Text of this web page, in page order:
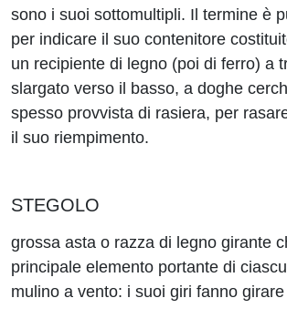
sono i suoi sottomultipli. Il termine è
per indicare il suo contenitore
un recipiente di legno (poi di ferro) a
slargato verso il basso, a doghe
spesso provvista di rasiera, per
il suo riempimento.
STEGOLO
grossa asta o razza di legno girante
principale elemento portante di
mulino a vento: i suoi giri fanno